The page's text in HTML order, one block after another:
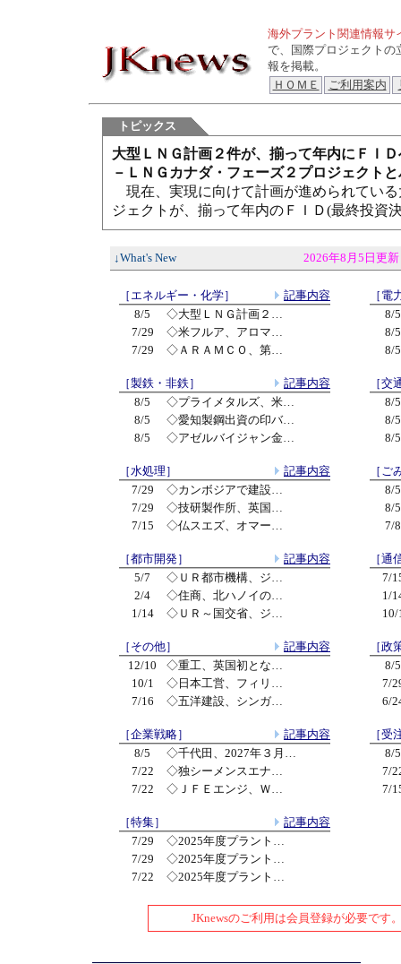
海外プラント関連情報サ
で、国際プロジェクトの
報を掲載。
ＨＯＭＥ
ご利用案内
トピックス
大型ＬＮＧ計画２件が、揃って年内にＦＩＤ
－ＬＮＧカナダ・フェーズ２プロジェクト
現在、実現に向けて計画が進められてい
ジェクトが、揃って年内のＦＩＤ(最終投資
↓What's New 2026年8月5日更新
［エネルギー・化学］
記事内容
8/5
◇大型ＬＮＧ計画２…
7/29
◇米フルア、アロマ…
7/29
◇ＡＲＡＭＣＯ、第…
［製鉄・非鉄］
記事内容
8/5
◇プライメタルズ、米…
8/5
◇愛知製鋼出資の印バ…
8/5
◇アゼルバイジャン金…
［水処理］
記事内容
7/29
◇カンボジアで建設…
7/29
◇技研製作所、英国…
7/15
◇仏スエズ、オマー…
［都市開発］
記事内容
5/7
◇ＵＲ都市機構、ジ…
2/4
◇住商、北ハノイの…
1/14
◇ＵＲ～国交省、ジ…
［その他］
記事内容
12/10
◇重工、英国初とな…
10/1
◇日本工営、フィリ…
7/16
◇五洋建設、シンガ…
［企業戦略］
記事内容
8/5
◇千代田、2027年３月…
7/22
◇独シーメンスエナ…
7/22
◇ＪＦＥエンジ、Ｗ…
［特集］
記事内容
7/29
◇2025年度プラント…
7/29
◇2025年度プラント…
7/22
◇2025年度プラント…
［電
8/5
8/5
8/5
［交
8/5
8/5
8/5
［ご
8/5
8/5
7/8
［通
7/
1/
10/
［政
8/5
7/
6/
［受
8/5
7/
7/
JKnewsのご利用は会員登録が必要です